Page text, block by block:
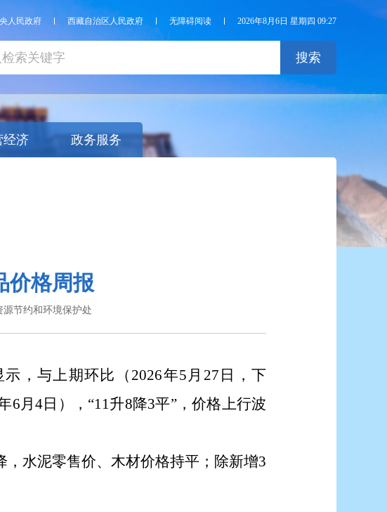
人民政府 西藏自治区人民政府 无障碍阅读 2026年8月6日 星期四 09:27
搜索
经济 政务服务
价格周报
节约和环境保护处
，与上期环比（ 2026年5月27日
，下
6月4日 ）， “11升8降3平”，价格上行波
，水泥零售价、木材价格持平；除新增3